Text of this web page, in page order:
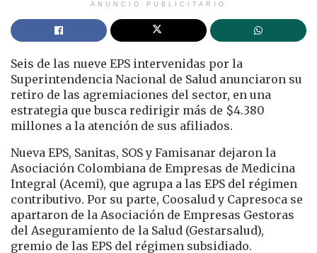
ANUNCIO PUBLICITARIO
Seis de las nueve EPS intervenidas por la
Superintendencia Nacional de Salud anunciaron su
retiro de las agremiaciones del sector, en una
estrategia que busca redirigir más de $4.380
millones a la atención de sus afiliados.
Nueva EPS, Sanitas, SOS y Famisanar dejaron la
Asociación Colombiana de Empresas de Medicina
Integral (Acemi), que agrupa a las EPS del régimen
contributivo. Por su parte, Coosalud y Capresoca se
apartaron de la Asociación de Empresas Gestoras
del Aseguramiento de la Salud (Gestarsalud),
gremio de las EPS del régimen subsidiado.